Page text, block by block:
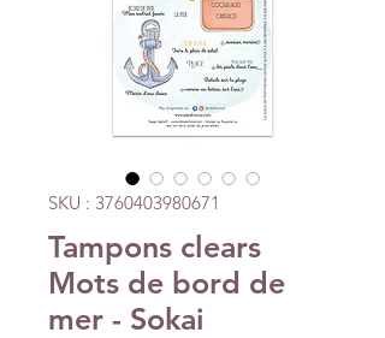
SKU : 3760403980671
Tampons clears
Mots de bord de
mer - Sokai